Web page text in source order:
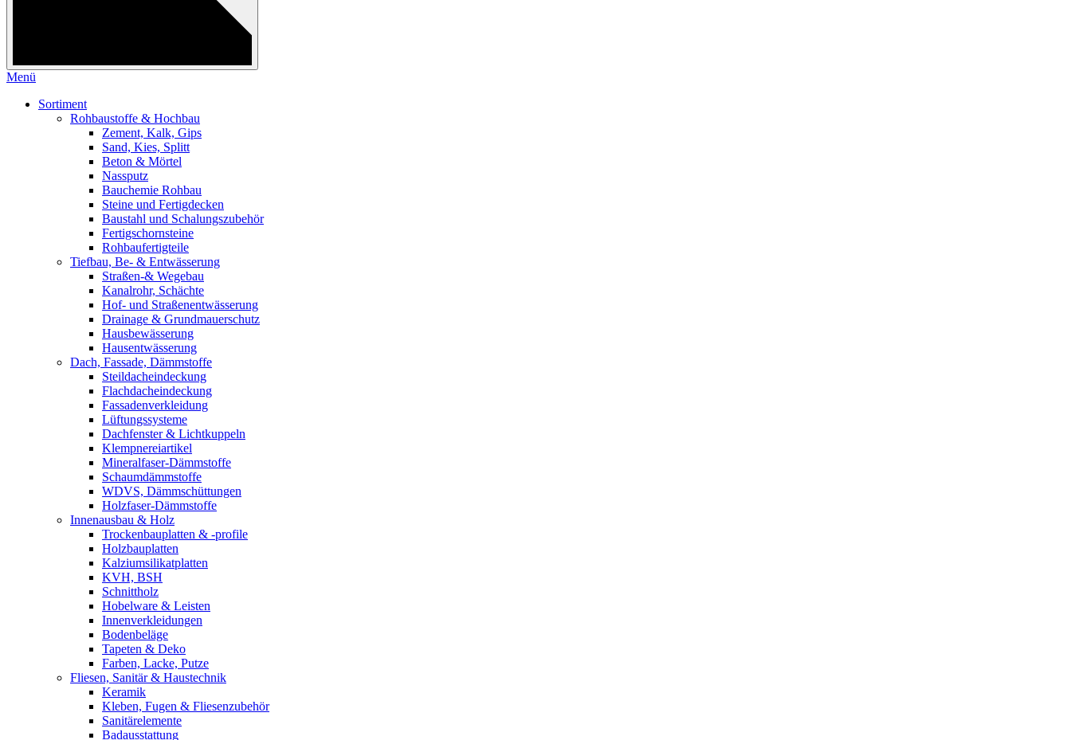
Menü
Sortiment
Rohbaustoffe & Hochbau
Zement, Kalk, Gips
Sand, Kies, Splitt
Beton & Mörtel
Nassputz
Bauchemie Rohbau
Steine und Fertigdecken
Baustahl und Schalungszubehör
Fertigschornsteine
Rohbaufertigteile
Tiefbau, Be- & Entwässerung
Straßen-& Wegebau
Kanalrohr, Schächte
Hof- und Straßenentwässerung
Drainage & Grundmauerschutz
Hausbewässerung
Hausentwässerung
Dach, Fassade, Dämmstoffe
Steildacheindeckung
Flachdacheindeckung
Fassadenverkleidung
Lüftungssysteme
Dachfenster & Lichtkuppeln
Klempnereiartikel
Mineralfaser-Dämmstoffe
Schaumdämmstoffe
WDVS, Dämmschüttungen
Holzfaser-Dämmstoffe
Innenausbau & Holz
Trockenbauplatten & -profile
Holzbauplatten
Kalziumsilikatplatten
KVH, BSH
Schnittholz
Hobelware & Leisten
Innenverkleidungen
Bodenbeläge
Tapeten & Deko
Farben, Lacke, Putze
Fliesen, Sanitär & Haustechnik
Keramik
Kleben, Fugen & Fliesenzubehör
Sanitärelemente
Badausstattung